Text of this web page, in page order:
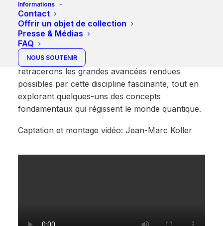
Informations
Contact
Offrir un objet de collection
Presse & Médias
FAQ
NOUS SOUTENIR
La physique quantique a profondément
bouleversé notre compréhension du monde,
remettant en question notre perception du réel et
ouvrant la voie à une multitude d’innovations
technologiques. Lors de cette présentation, nous
retracerons les grandes avancées rendues
possibles par cette discipline fascinante, tout en
explorant quelques-uns des concepts
fondamentaux qui régissent le monde quantique.
Captation et montage vidéo: Jean-Marc Koller